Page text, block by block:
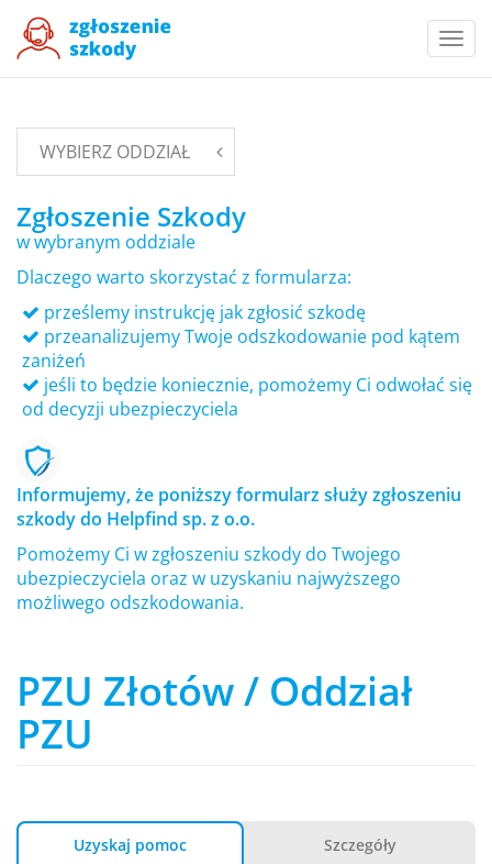
WYBIERZ ODDZIAŁ
Zgłoszenie Szkody
w wybranym oddziale
Dlaczego warto skorzystać z formularza:
prześlemy instrukcję jak zgłosić szkodę
przeanalizujemy Twoje odszkodowanie pod kątem
zaniżeń
jeśli to będzie koniecznie, pomożemy Ci odwołać się
od decyzji ubezpieczyciela
Informujemy, że poniższy formularz służy zgłoszeniu
szkody do Helpfind sp. z o.o.
Pomożemy Ci w zgłoszeniu szkody do Twojego
ubezpieczyciela oraz w uzyskaniu najwyższego
możliwego odszkodowania.
PZU Złotów / Oddział
PZU
Uzyskaj pomoc Szczegóły